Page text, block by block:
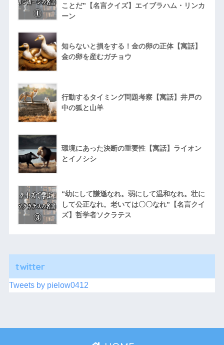
ことだ”【名言クイズ】エイブラハム・リンカ
ーン
知らないと損をする！金の卵の正体【寓話】
金の卵を産むガチョウ
行動するタイミング問題考察【寓話】井戸の
中の狐と山羊
環境にあった決断の重要性【寓話】ライオン
とイノシシ
“幼にして謙遜なれ。弱にして温和なれ。壮に
して公正なれ。老いては〇〇なれ”【名言クイ
ズ】哲学者ソクラテス
twitter
Tweets by pielow0412